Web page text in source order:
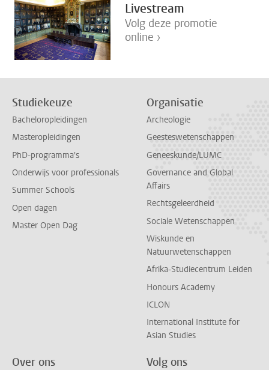
Livestream
Volg deze promotie
online ›
Studiekeuze
Bacheloropleidingen
Masteropleidingen
PhD-programma's
Onderwijs voor professionals
Summer Schools
Open dagen
Master Open Dag
Organisatie
Archeologie
Geesteswetenschappen
Geneeskunde/LUMC
Governance and Global
Affairs
Rechtsgeleerdheid
Sociale Wetenschappen
Wiskunde en
Natuurwetenschappen
Afrika-Studiecentrum Leiden
Honours Academy
ICLON
International Institute for
Asian Studies
Over ons Volg ons